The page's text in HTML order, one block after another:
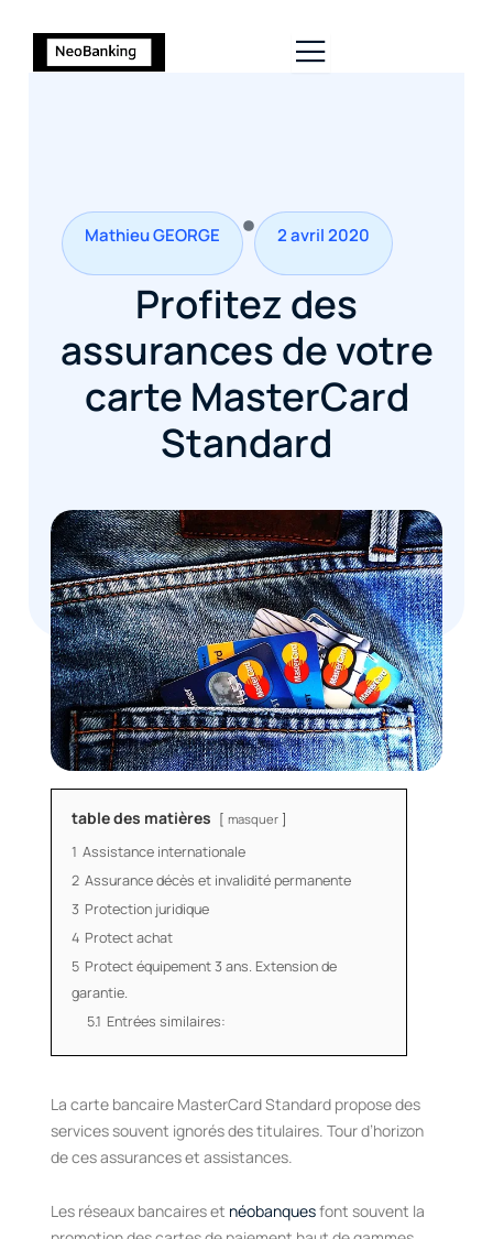
Mathieu GEORGE 2 avril 2020
Profitez des
assurances de votre
carte MasterCard
Standard
table des matières masquer
1 Assistance internationale
2 Assurance décès et invalidité permanente
3 Protection juridique
4 Protect achat
5 Protect équipement 3 ans. Extension de
garantie.
5.1 Entrées similaires:
La carte bancaire MasterCard Standard propose des
services souvent ignorés des titulaires. Tour d’horizon
de ces assurances et assistances.
Les réseaux bancaires et néobanquesfont souvent la